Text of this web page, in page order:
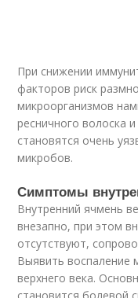
При снижении
факторов риск
микроорганизмов
ресничного волоска
становятся очень
микробов.
Симптомы
Внутренний ячмень
внезапно, при этом
отсутствуют,
Выявить воспаление
верхнего века.